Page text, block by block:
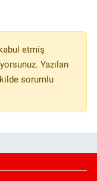
etmiş
Yazılan
sorumlu